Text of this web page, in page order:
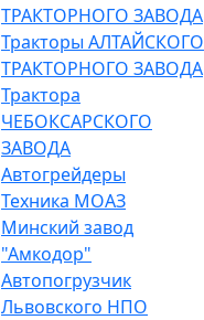
ТРАКТОРНОГО ЗАВОДА
Тракторы АЛТАЙСКОГО
ТРАКТОРНОГО ЗАВОДА
Трактора
ЧЕБОКСАРСКОГО
ЗАВОДА
Автогрейдеры
Техника МОАЗ
Минский завод
"Амкодор"
Автопогрузчик
Львовского НПО